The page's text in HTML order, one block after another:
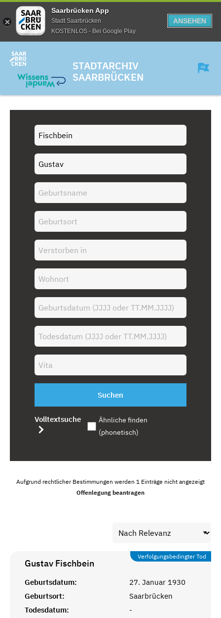
Saarbrücken App
Stadt Saarbrücken
KOSTENLOS - Bei Google Play
ANSEHEN
STADTARCHIV
SAARBRÜCKEN
Suchen
Volltextsuche
Ähnliche finden
(phonetisch)
Aufgrund rechtlicher Bestimmungen werden 1 Einträge nicht angezeigt
Offenlegung beantragen
Verfolgungsbedingter Tod
Gustav Fischbein
Geburtsdatum:
27. Januar 1930
Geburtsort:
Saarbrücken
Todesdatum:
-